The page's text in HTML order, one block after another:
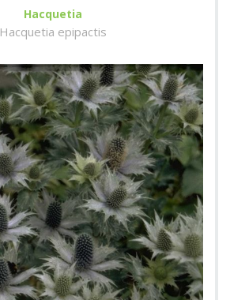
Hacquetia
Hacquetia epipactis